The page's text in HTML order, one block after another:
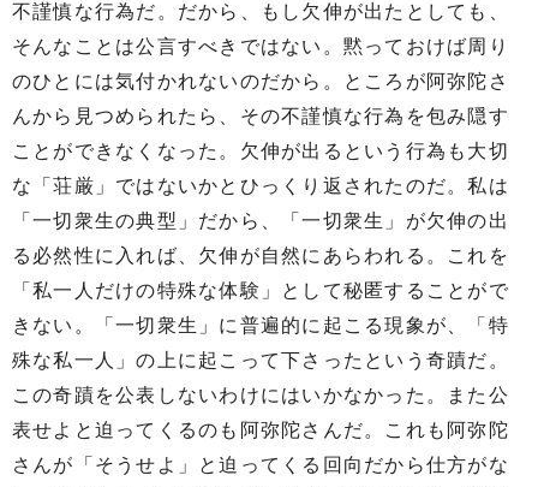
不謹慎な行為だ。だから、もし欠伸が出たとしても、
そんなことは公言すべきではない。黙っておけば周り
のひとには気付かれないのだから。ところが阿弥陀さ
んから見つめられたら、その不謹慎な行為を包み隠す
ことができなくなった。欠伸が出るという行為も大切
な「荘厳」ではないかとひっくり返されたのだ。私は
「一切衆生の典型」だから、「一切衆生」が欠伸の出
る必然性に入れば、欠伸が自然にあらわれる。これを
「私一人だけの特殊な体験」として秘匿することがで
きない。「一切衆生」に普遍的に起こる現象が、「特
殊な私一人」の上に起こって下さったという奇蹟だ。
この奇蹟を公表しないわけにはいかなかった。また公
表せよと迫ってくるのも阿弥陀さんだ。これも阿弥陀
さんが「そうせよ」と迫ってくる回向だから仕方がな